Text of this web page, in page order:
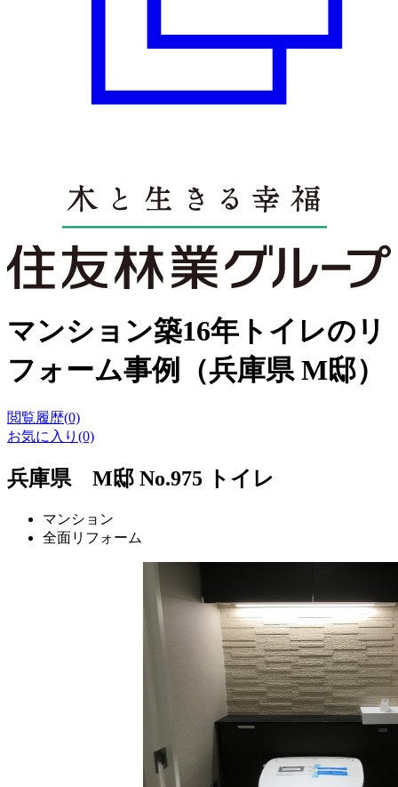
マンション築16年トイレのリ
フォーム事例（兵庫県 M邸）
閲覧履歴(0)
お気に入り(0)
兵庫県 M邸 No.975 トイレ
マンション
全面リフォーム